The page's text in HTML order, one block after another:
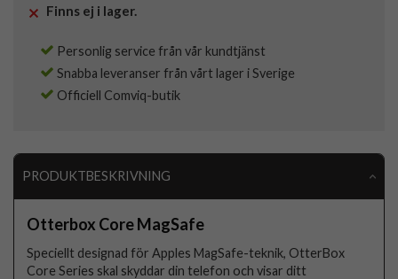
Finns ej i lager.
Personlig service från vår kundtjänst
Snabba leveranser från vårt lager i Sverige
Officiell Comviq-butik
PRODUKTBESKRIVNING
Otterbox Core MagSafe
Speciellt designad för Apples MagSafe-teknik, OtterBox
Core Series skal skyddar din telefon och visar ditt